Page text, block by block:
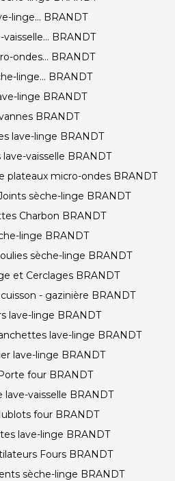
linge... BRANDT
vaisselle... BRANDT
ondes... BRANDT
linge... BRANDT
linge BRANDT
BRANDT
lave-linge BRANDT
vaisselle BRANDT
plateaux micro-ondes BRANDT
sèche-linge BRANDT
Charbon BRANDT
linge BRANDT
sèche-linge BRANDT
et Cerclages BRANDT
- gazinière BRANDT
lave-linge BRANDT
lave-linge BRANDT
lave-linge BRANDT
four BRANDT
vaisselle BRANDT
four BRANDT
lave-linge BRANDT
Fours BRANDT
sèche-linge BRANDT